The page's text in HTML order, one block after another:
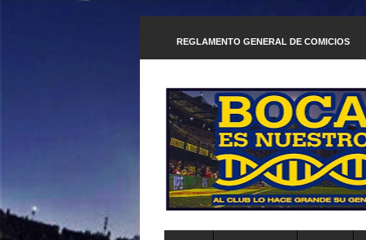
REGLAMENTO GENERAL DE COMICIOS